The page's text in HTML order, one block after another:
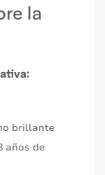
la
brillante
años de